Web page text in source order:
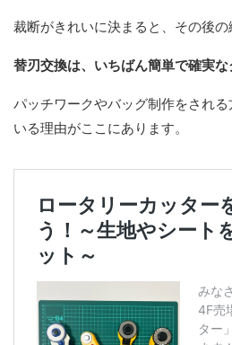
裁断がきれいに決まると、その後の
替刃交換は、いちばん簡単で確実な
パッチワークやバッグ制作をされ
いる理由がここにあります。